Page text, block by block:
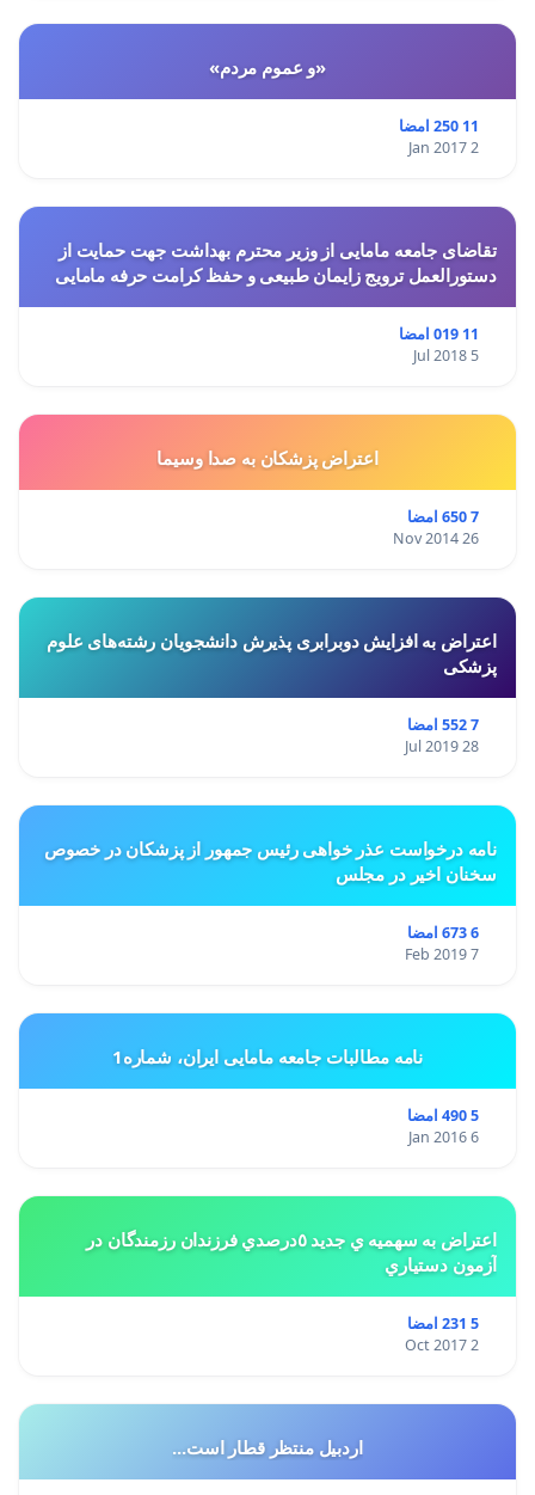
«و عموم مردم»
11 250 امضا
2 Jan 2017
تقاضای جامعه مامایی از وزیر محترم بهداشت جهت حمایت از
دستورالعمل ترویج زایمان طبیعی و حفظ کرامت حرفه مامایی
11 019 امضا
5 Jul 2018
اعتراض پزشكان به صدا وسيما
7 650 امضا
26 Nov 2014
اعتراض به افزایش دوبرابری پذیرش دانشجویان رشته‌های علوم
پزشکی
7 552 امضا
28 Jul 2019
نامه درخواست عذر خواهی رئیس جمهور از پزشکان در خصوص
سخنان اخیر در مجلس
6 673 امضا
7 Feb 2019
نامه مطالبات جامعه مامایی ایران، شماره1
5 490 امضا
6 Jan 2016
اعتراض به سهميه ي جديد ٥درصدي فرزندان رزمندگان در
آزمون دستياري
5 231 امضا
2 Oct 2017
اردبیل منتظر قطار است...